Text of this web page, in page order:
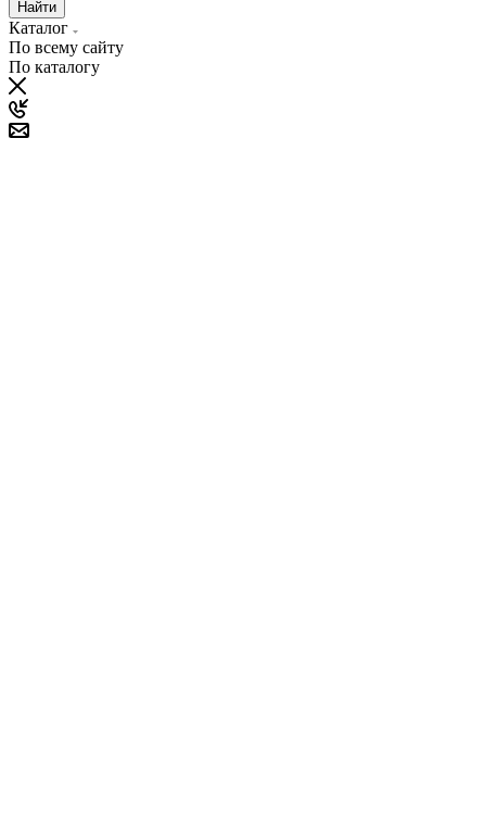
Найти
Каталог
По всему сайту
По каталогу